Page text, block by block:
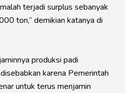
terjadi surplus sebanyak
ton,” demikian katanya di
produksi padi
karena Pemerintah
untuk terus menjamin